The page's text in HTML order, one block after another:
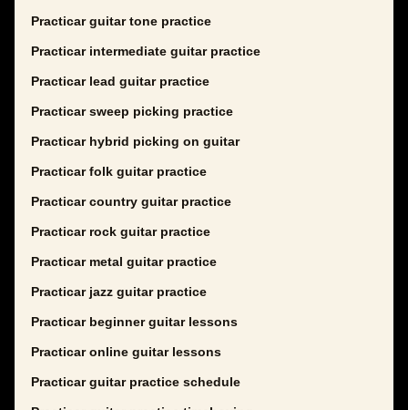
Practicar guitar tone practice
Practicar intermediate guitar practice
Practicar lead guitar practice
Practicar sweep picking practice
Practicar hybrid picking on guitar
Practicar folk guitar practice
Practicar country guitar practice
Practicar rock guitar practice
Practicar metal guitar practice
Practicar jazz guitar practice
Practicar beginner guitar lessons
Practicar online guitar lessons
Practicar guitar practice schedule